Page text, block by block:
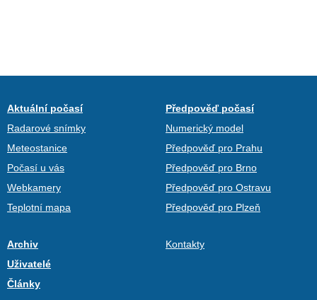
Aktuální počasí
Radarové snímky
Meteostanice
Počasí u vás
Webkamery
Teplotní mapa
Předpověď počasí
Numerický model
Předpověď pro Prahu
Předpověď pro Brno
Předpověď pro Ostravu
Předpověď pro Plzeň
Archiv
Uživatelé
Články
Kontakty